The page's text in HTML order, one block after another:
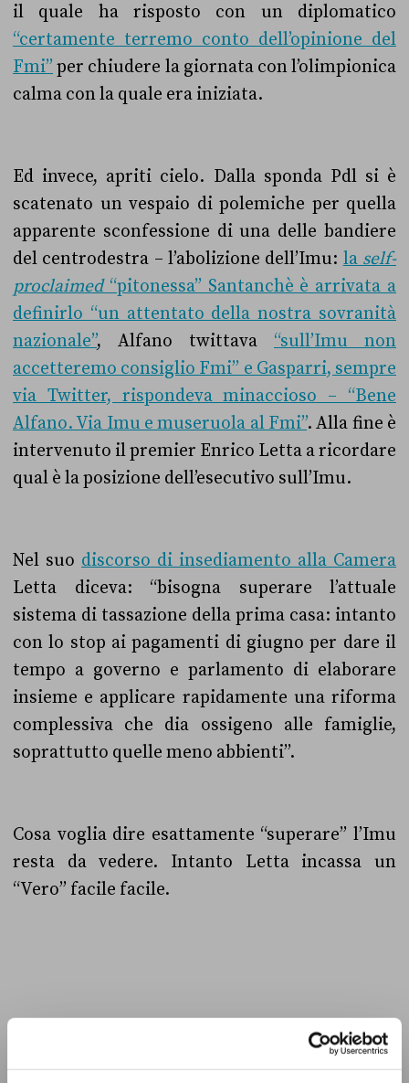
il quale ha risposto con un diplomatico
“certamente terremo conto dell’opinione del
Fmi” per chiudere la giornata con l’olimpionica
calma con la quale era iniziata.
Ed invece, apriti cielo. Dalla sponda Pdl si è
scatenato un vespaio di polemiche per quella
apparente sconfessione di una delle bandiere
del centrodestra – l’abolizione dell’Imu: la self-
proclaimed“pitonessa” Santanchè è arrivata a
definirlo “un attentato della nostra sovranità
nazionale”, Alfano twittava “sull’Imu non
accetteremo consiglio Fmi” e Gasparri, sempre
via Twitter, rispondeva minaccioso – “Bene
Alfano. Via Imu e museruola al Fmi”. Alla fine è
intervenuto il premier Enrico Letta a ricordare
qual è la posizione dell’esecutivo sull’Imu.
Nel suo discorso di insediamento alla Camera
Letta diceva: “bisogna superare l’attuale
sistema di tassazione della prima casa: intanto
con lo stop ai pagamenti di giugno per dare il
tempo a governo e parlamento di elaborare
insieme e applicare rapidamente una riforma
complessiva che dia ossigeno alle famiglie,
soprattutto quelle meno abbienti”.
Cosa voglia dire esattamente “superare” l’Imu
resta da vedere. Intanto Letta incassa un
“Vero” facile facile.